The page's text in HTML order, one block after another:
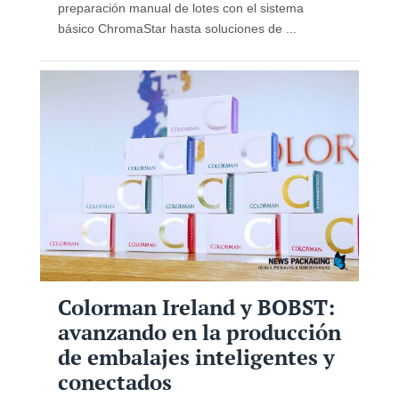
preparación manual de lotes con el sistema
básico ChromaStar hasta soluciones de ...
Colorman Ireland y BOBST:
avanzando en la producción
de embalajes inteligentes y
conectados